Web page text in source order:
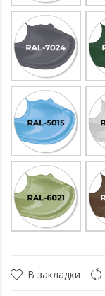
В закладки